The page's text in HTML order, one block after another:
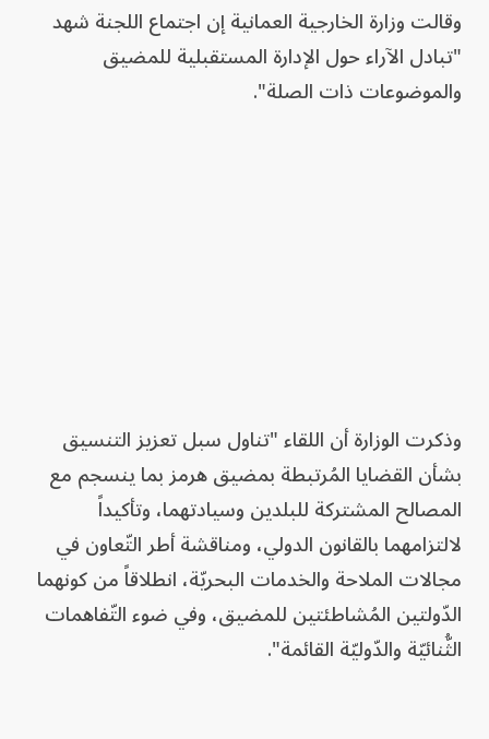
وقالت وزارة الخارجية العمانية إن اجتماع اللجنة شهد
"تبادل الآراء حول الإدارة المستقبلية للمضيق
والموضوعات ذات الصلة".
وذكرت الوزارة أن اللقاء "تناول سبل تعزيز التنسيق
بشأن القضايا المُرتبطة بمضيق هرمز بما ينسجم مع
المصالح المشتركة للبلدين وسيادتهما، وتأكيداً
لالتزامهما بالقانون الدولي، ومناقشة أطر التّعاون في
مجالات الملاحة والخدمات البحريّة، انطلاقاً من كونهما
الدّولتين المُشاطئتين للمضيق، وفي ضوء التّفاهمات
الثُّنائيّة والدّوليّة القائمة".